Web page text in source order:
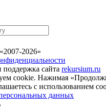
2026»
поддержка сайта rekursium.ru
cookie. Нажимая
с использованием
данных